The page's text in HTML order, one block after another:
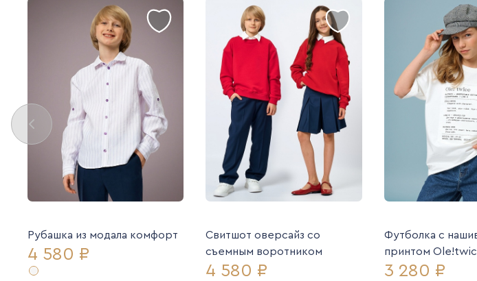
Рубашка из модала комфорт
4 580 ₽
Свитшот оверсайз со
съемным воротником
4 580 ₽
Футболка с
принтом
3 280 ₽